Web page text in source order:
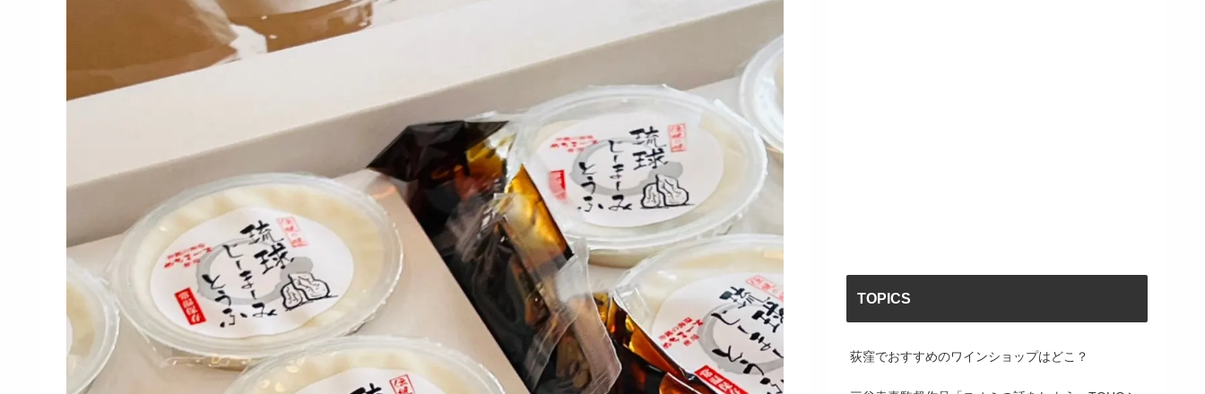
TOPICS
荻窪でおすすめのワインショップはどこ？